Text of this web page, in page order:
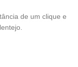
de um clique e